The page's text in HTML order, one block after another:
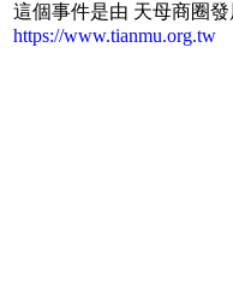
這個事件是由 天母商圈發
https://www.tianmu.org.tw